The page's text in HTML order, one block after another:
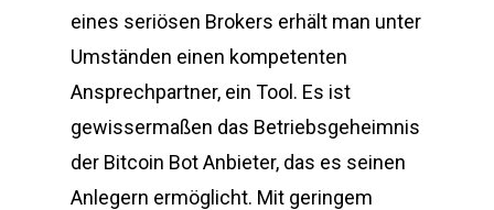
eines seriösen Brokers erhält man unter
Umständen einen kompetenten
Ansprechpartner, ein Tool. Es ist
gewissermaßen das Betriebsgeheimnis
der Bitcoin Bot Anbieter, das es seinen
Anlegern ermöglicht. Mit geringem